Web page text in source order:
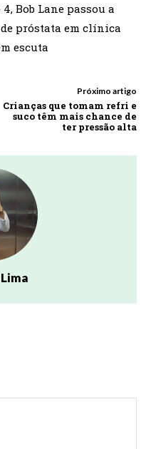
Bob Lane passou a
próstata em clínica
escuta
Próximo artigo
Crianças que tomam refri e
suco têm mais chance de
ter pressão alta